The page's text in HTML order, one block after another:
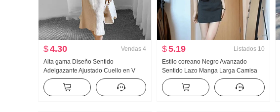
$4.30 Vendas 4
Alta gama Diseño Sentido
Adelgazante Ajustado Cuello en V
Corte ajustado Falda Primavera
Nuevo Manga Larga Estilo Entallado
ESTILO OCCIDENTAL Vestido
$5.19 Listados 10
Estilo coreano Negro Avanzado
Sentido Lazo Manga Larga Camisa
para mujer 2026 Primavera Nuevo
Diseño Sentido Adelgazante Camisa